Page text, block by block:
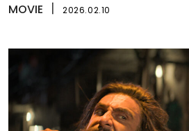
MOVIE 2026.02.10